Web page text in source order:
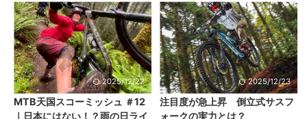
2025/12/22
MTB天国スコーミッシュ ＃12
｜日本にはない！？雨の日ライ
2025/12/23
注目度が急上昇 倒立式サスフ
ォークの実力とは？